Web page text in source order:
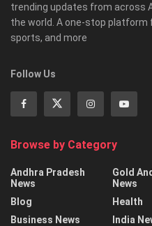
trending updates from across
the world. A one-stop platform
sports, and more
Follow Us
Browse by Category
Andhra Pradesh
News
Blog
Business News
Gold
News
Health
India